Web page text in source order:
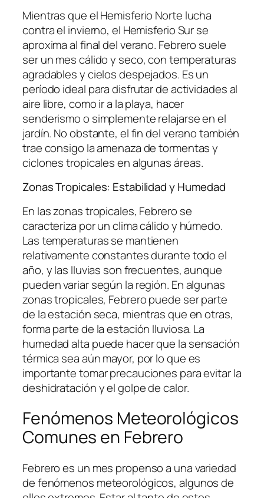
Mientras que el Hemisferio Norte lucha
contra el invierno, el Hemisferio Sur se
aproxima al final del verano. Febrero suele
ser un mes cálido y seco, con temperaturas
agradables y cielos despejados. Es un
período ideal para disfrutar de actividades al
aire libre, como ir a la playa, hacer
senderismo o simplemente relajarse en el
jardín. No obstante, el fin del verano también
trae consigo la amenaza de tormentas y
ciclones tropicales en algunas áreas.
Zonas Tropicales: Estabilidad y Humedad
En las zonas tropicales, Febrero se
caracteriza por un clima cálido y húmedo.
Las temperaturas se mantienen
relativamente constantes durante todo el
año, y las lluvias son frecuentes, aunque
pueden variar según la región. En algunas
zonas tropicales, Febrero puede ser parte
de la estación seca, mientras que en otras,
forma parte de la estación lluviosa. La
humedad alta puede hacer que la sensación
térmica sea aún mayor, por lo que es
importante tomar precauciones para evitar la
deshidratación y el golpe de calor.
Fenómenos Meteorológicos
Comunes en Febrero
Febrero es un mes propenso a una variedad
de fenómenos meteorológicos, algunos de